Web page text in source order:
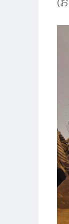
(